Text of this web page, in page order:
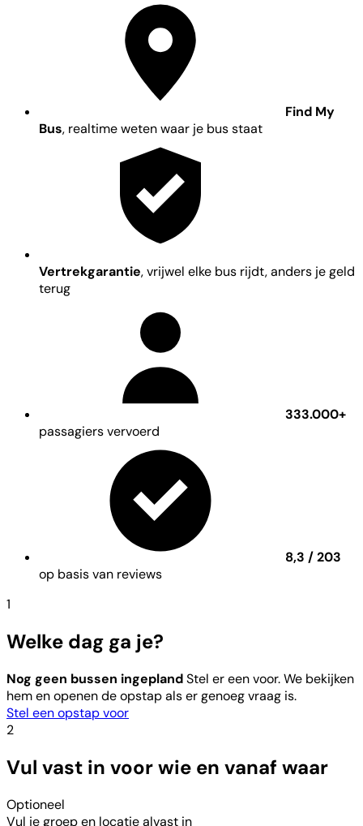
Find My
Bus, realtime weten waar je bus staat
Vertrekgarantie, vrijwel elke bus rijdt, anders je geld
terug
333.000+
passagiers vervoerd
8,3 / 203
op basis van reviews
1
Welke dag ga je?
Nog geen bussen ingeplandStel er een voor. We bekijken
hem en openen de opstap als er genoeg vraag is.
Stel een opstap voor
2
Vul vast in voor wie en vanaf waar
Optioneel
Vul je groep en locatie alvast in